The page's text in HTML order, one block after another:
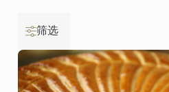
筛选